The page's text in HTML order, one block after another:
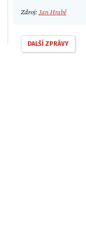
Zdroj: Jan Hrabě
DALŠÍ ZPRÁVY